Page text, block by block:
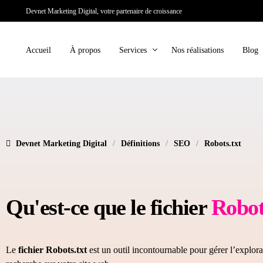
Devnet Marketing Digital, votre partenaire de croissance
Accueil À propos Services
Des sites web sur mesure, performants et
Création site E-commerce
Des boutiques en ligne optimisées pour
Améliorez votre
Gestion des
mesure.
Nos réalisations Blog
Devnet Marketing Digital Définitions SEO Robots.txt
Qu'est-ce que le fichier
Le fichier Robots.txt est un outil incontournable pour gérer